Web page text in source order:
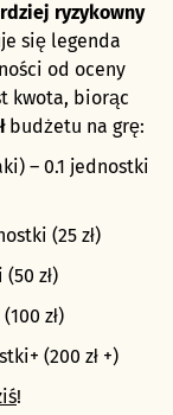
ryzykowny
się legenda
od oceny
kwota, biorąc
budżetu na grę:
– 0.1 jednostki
(25 zł)
zł)
zł)
(200 zł +)
!